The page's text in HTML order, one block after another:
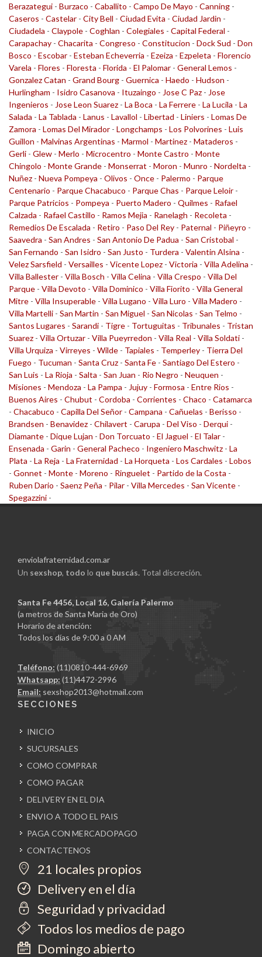
Berazategui - Burzaco - Caballito - Campo De Mayo - Canning -
Caseros - Castelar - City Bell - Ciudad Evita - Ciudad Jardin -
Ciudadela - Claypole - Coghlan - Colegiales - Capital Federal -
Carapachay - Chacarita - Congreso - Constitucion - Dock Sud - Don
Bosco - Escobar - Esteban Echeverria - Ezeiza - Ezpeleta - Florencio
Varela - Flores - Floresta - Florida - El Palomar - General Lemos -
Gonzalez Catan - Grand Bourg - Guernica - Haedo - Hudson -
Hurlingham - Isidro Casanova - Ituzaingo - Jose C Paz - Jose
Ingenieros - Jose Leon Suarez - La Boca - La Ferrere - La Lucila - La
Salada - La Tablada - Lanus - Lavallol - Libertad - Liniers - Lomas De
Zamora - Lomas Del Mirador - Longchamps - Los Polvorines - Luis
Guillon - Malvinas Argentinas - Marmol - Martinez - Mataderos -
Gerli - Glew - Merlo - Microcentro - Monte Castro - Monte
Chingolo - Monte Grande - Monserrat - Moron - Munro - Nordelta -
Nuñez - Nueva Pompeya - Olivos - Once - Palermo - Parque
Centenario - Parque Chacabuco - Parque Chas - Parque Leloir -
Parque Patricios - Pompeya - Puerto Madero - Quilmes - Rafael
Calzada - Rafael Castillo - Ramos Mejia - Ranelagh - Recoleta -
Remedios De Escalada - Retiro - Paso Del Rey - Paternal - Piñeyro -
Saavedra - San Andres - San Antonio De Padua - San Cristobal -
San Fernando - San Isidro - San Justo - Turdera - Valentin Alsina -
Velez Sarsfield - Versailles - Vicente Lopez - Victoria - Villa Adelina -
Villa Ballester - Villa Bosch - Villa Celina - Villa Crespo - Villa Del
Parque - Villa Devoto - Villa Dominico - Villa Fiorito - Villa General
Mitre - Villa Insuperable - Villa Lugano - Villa Luro - Villa Madero -
Villa Martelli - San Martin - San Miguel - San Nicolas - San Telmo -
Santos Lugares - Sarandi - Tigre - Tortuguitas - Tribunales - Tristan
Suarez - Villa Ortuzar - Villa Pueyrredon - Villa Real - Villa Soldati -
Villa Urquiza - Virreyes - Wilde - Tapiales - Temperley - Tierra Del
Fuego - Tucuman - Santa Cruz - Santa Fe - Santiago Del Estero -
San Luis - La Rioja - Salta - San Juan - Rio Negro - Neuquen -
Misiones - Mendoza - La Pampa - Jujuy - Formosa - Entre Rios -
Buenos Aires - Chubut - Cordoba - Corrientes - Chaco - Catamarca
- Chacabuco - Capilla Del Señor - Campana - Cañuelas - Berisso -
Brandsen - Benavidez - Chilavert - Carupa - Del Viso - Derqui -
Diamante - Dique Lujan - Don Torcuato - El Jaguel - El Talar -
Ensenada - Garin - General Pacheco - Ingeniero Maschwitz - La
Plata - La Reja - La Fraternidad - La Horqueta - Los Cardales - Lobos
- Gonnet - Monte - Moreno - Ringuelet - Partido de la Costa -
Ruben Dario - Saenz Peña - Pilar - Villa Mercedes - San Vicente -
Spegazzini -
enviolafraternidad.com.ar
Un sexshop, todo lo que buscás. Total discreción.
Santa Fe 4456, Local 16, Galería Palermo
(a metros de Santa Maria de Oro)
Horario de atención:
Todos los días de 9:00 a 0 AM
Teléfono: (11)0810-444-6969
Whatsapp: (11)4472-2996
Email: sexshop2013@hotmail.com
SECCIONES
INICIO
SUCURSALES
COMO COMPRAR
COMO PAGAR
DELIVERY EN EL DIA
ENVIO A TODO EL PAIS
PAGA CON MERCADOPAGO
CONTACTENOS
21 locales propios
Delivery en el día
Seguridad y privacidad
Todos los medios de pago
Domingo abierto